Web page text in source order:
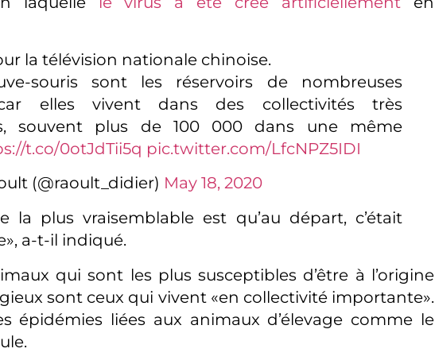
la télévision nationale chinoise.
souris sont les réservoirs de nombreuses
elles vivent dans des collectivités très
souvent plus de 100 000 dans une même
t.co/0otJdTii5q pic.twitter.com/LfcNPZ5IDI
(@raoult_didier) May 18, 2020
la plus vraisemblable est qu’au départ, c’était
a-t-il indiqué.
qui sont les plus susceptibles d’être à l’origine
sont ceux qui vivent «en collectivité importante».
épidémies liées aux animaux d’élevage comme le